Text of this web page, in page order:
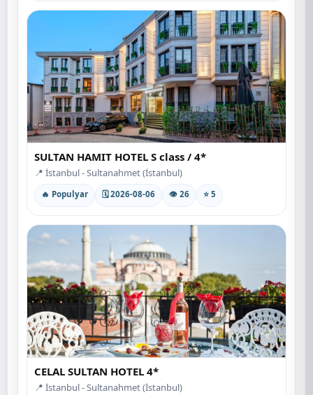
SULTAN HAMIT HOTEL S class / 4*
📍 İstanbul - Sultanahmet (İstanbul)
🔥 Populyar 🗓 2026-08-06 👁 26 ⭐ 5
CELAL SULTAN HOTEL 4*
📍 İstanbul - Sultanahmet (İstanbul)